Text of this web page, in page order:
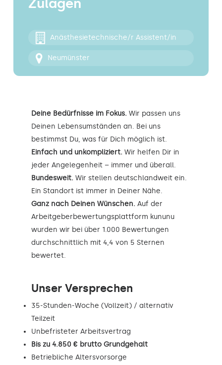
Kontakt
Zulagen
Anästhesietechnische/r Assistent/in
Neumünster
Deine Bedürfnisse im Fokus. Wir passen uns
Deinen Lebensumständen an. Bei uns
bestimmst Du, was für Dich möglich ist.
Einfach und unkompliziert. Wir helfen Dir in
jeder Angelegenheit – immer und überall.
Bundesweit. Wir stellen deutschlandweit ein.
Ein Standort ist immer in Deiner Nähe.
Ganz nach Deinen Wünschen. Auf der
Arbeitgeberbewertungsplattform kununu
wurden wir bei über 1.000 Bewertungen
durchschnittlich mit 4,4 von 5 Sternen
bewertet.
Unser Versprechen
35-Stunden-Woche (Vollzeit) / alternativ
Teilzeit
Unbefristeter Arbeitsvertrag
Bis zu 4.850 € brutto Grundgehalt
Betriebliche Altersvorsorge